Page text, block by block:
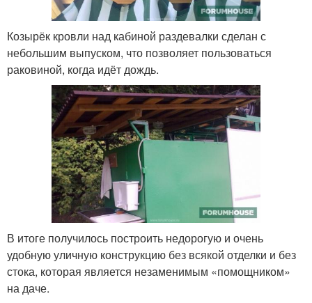
Козырёк кровли над кабиной раздевалки сделан с
небольшим выпуском, что позволяет пользоваться
раковиной, когда идёт дождь.
В итоге получилось построить недорогую и очень
удобную уличную конструкцию без всякой отделки и без
стока, которая является незаменимым «помощником»
на даче.